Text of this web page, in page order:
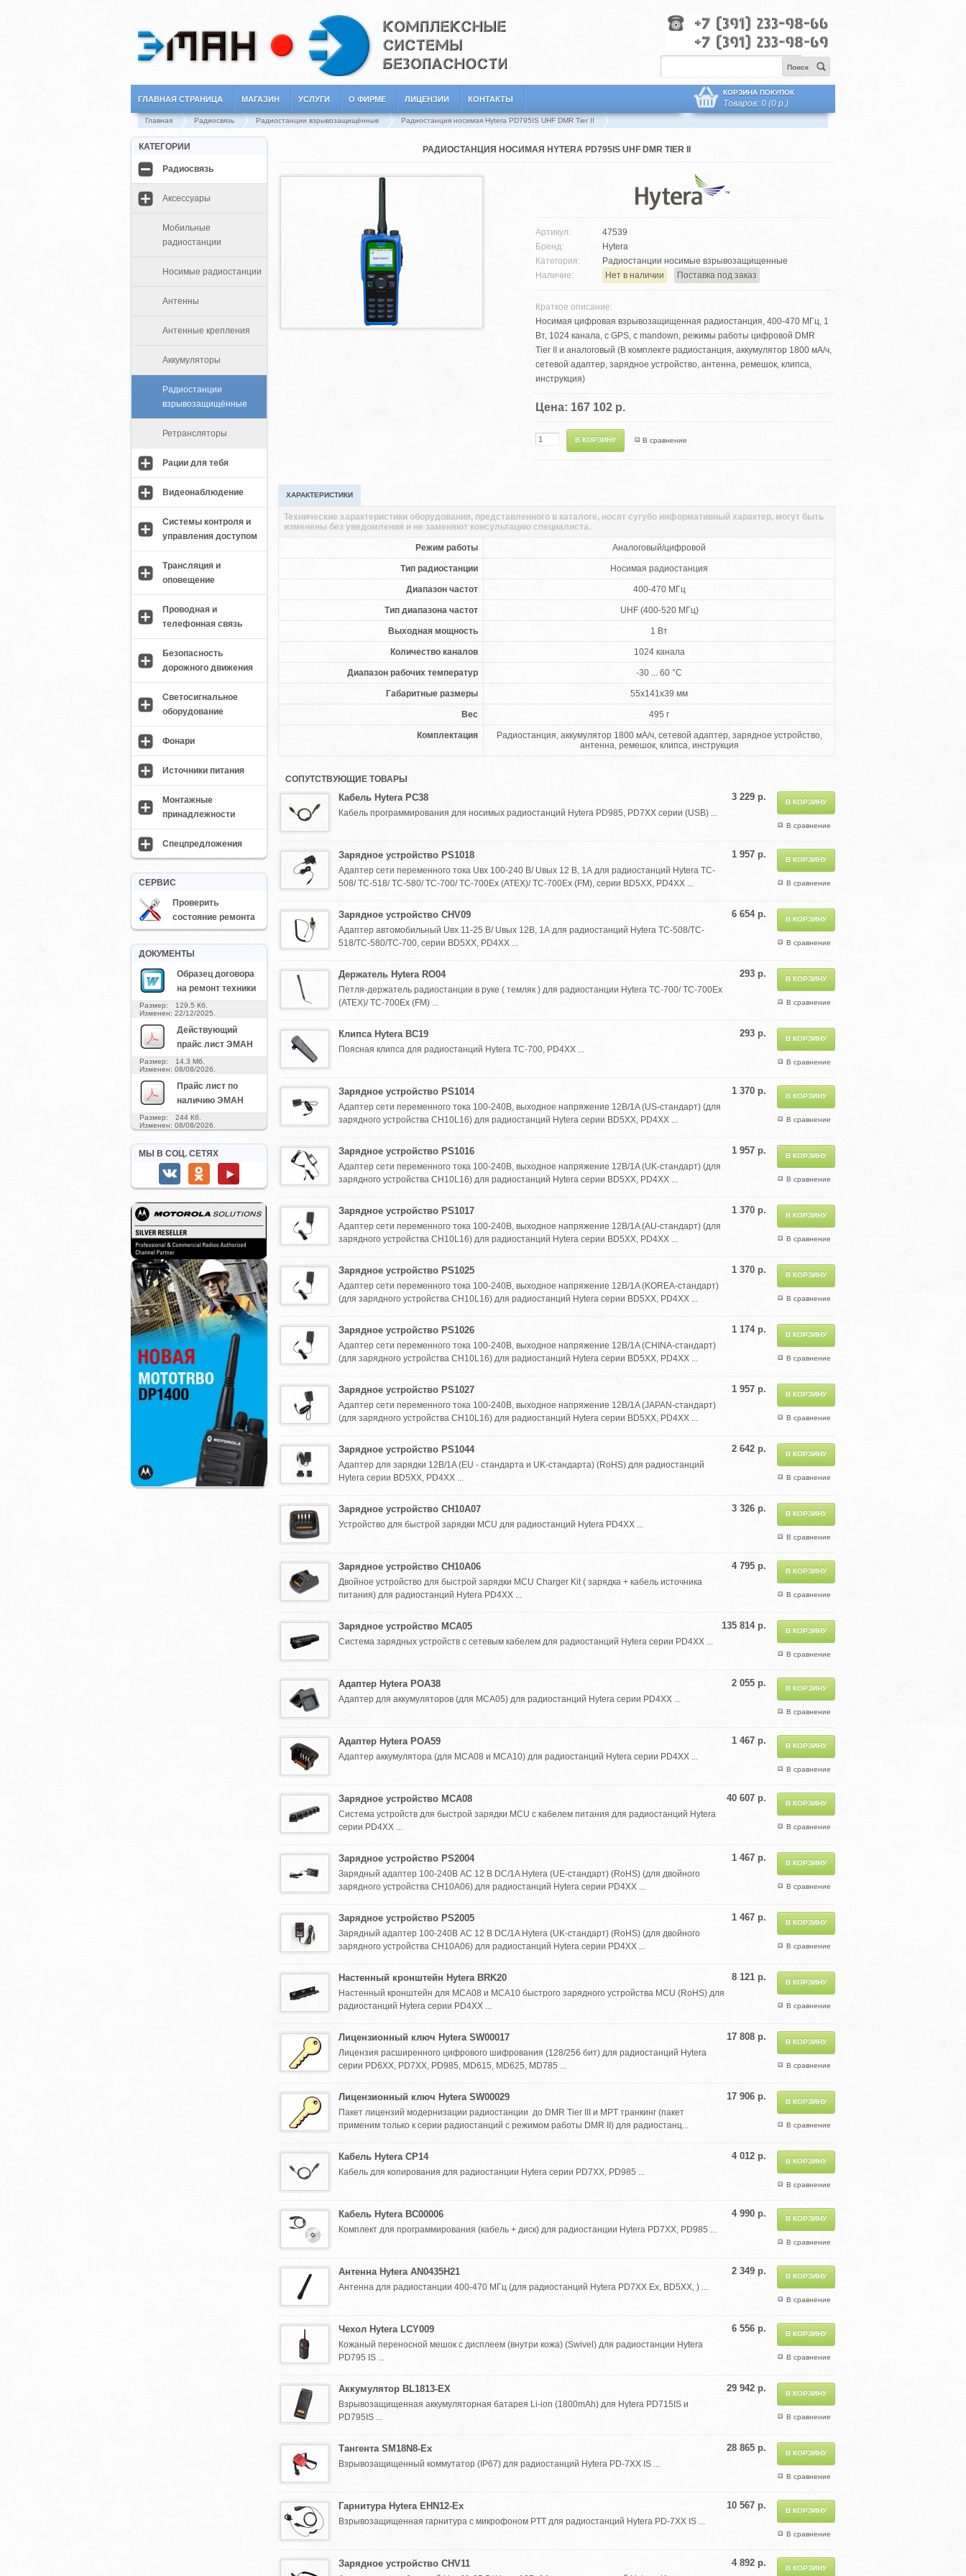
Поиск
ГЛАВНАЯ СТРАНИЦА МАГАЗИН УСЛУГИ О ФИРМЕ ЛИЦЕНЗИИ КОНТАКТЫ
КОРЗИНА ПОКУПОК
Товаров: 0 (0 р.)
Главная Радиосвязь Радиостанции взрывозащищённые Радиостанция носимая Hytera PD795IS UHF DMR Tier II
КАТЕГОРИИ
Радиосвязь
Аксессуары
Мобильные
радиостанции
Носимые радиостанции
Антенны
Антенные крепления
Аккумуляторы
Радиостанции
взрывозащищённые
Ретрансляторы
Рации для тебя
Видеонаблюдение
Системы контроля и
управления доступом
Трансляция и
оповещение
Проводная и
телефонная связь
Безопасность
дорожного движения
Светосигнальное
оборудование
Фонари
Источники питания
Монтажные
принадлежности
Спецпредложения
СЕРВИС
Проверить
состояние ремонта
ДОКУМЕНТЫ
Образец договора
на ремонт техники
Размер: 129.5 Кб.
Изменен: 22/12/2025.
Действующий
прайс лист ЭМАН
Размер: 14.3 Мб.
Изменен: 08/08/2026.
Прайс лист по
наличию ЭМАН
Размер: 244 Кб.
Изменен: 08/08/2026.
МЫ В СОЦ. СЕТЯХ
РАДИОСТАНЦИЯ НОСИМАЯ HYTERA PD795IS UHF DMR TIER II
Артикул:
47539
Бренд:
Hytera
Категория:
Радиостанции носимые взрывозащищенные
Наличие:
Нет в наличии Поставка под заказ
Краткое описание:
Носимая цифровая взрывозащищенная радиостанция, 400-470 МГц, 1
Вт, 1024 канала, с GPS, с mandown, режимы работы цифровой DMR
Tier II и аналоговый (В комплекте радиостанция, аккумулятор 1800 мА/ч,
сетевой адаптер, зарядное устройство, антенна, ремешок, клипса,
инструкция)
Цена: 167 102 р.
В сравнение
ХАРАКТЕРИСТИКИ
Режим работы Аналоговый/цифровой
Тип радиостанции Носимая радиостанция
Диапазон частот 400-470 МГц
Тип диапазона частот UHF (400-520 МГц)
Выходная мощность 1 Вт
Количество каналов 1024 канала
Диапазон рабочих температур -30 ... 60 °С
Габаритные размеры 55x141x39 мм
Вес 495 г
Комплектация
Радиостанция, аккумулятор 1800 мА/ч, сетевой адаптер, зарядное устройство,
антенна, ремешок, клипса, инструкция
Технические характеристики оборудования, представленного в каталоге, носят сугубо информативный характер, могут быть
изменены без уведомления и не заменяют консультацию специалиста.
СОПУТСТВУЮЩИЕ ТОВАРЫ
В сравнение
3 229 р.
Кабель Hytera PC38
Кабель программирования для носимых радиостанций Hytera PD985, PD7XX серии (USB) ...
В сравнение
1 957 р.
Зарядное устройство PS1018
Адаптер сети переменного тока Uвх 100-240 В/ Uвых 12 В, 1А для радиостанций Hytera TC-
508/ TC-518/ TC-580/ TC-700/ TC-700Ex (ATEX)/ TC-700Ex (FM), серии BD5XX, PD4XX ...
В сравнение
6 654 р.
Зарядное устройство CHV09
Адаптер автомобильный Uвх 11-25 В/ Uвых 12В, 1А для радиостанций Hytera TC-508/TC-
518/TC-580/TC-700, серии BD5XX, PD4XX ...
В сравнение
293 р.
Держатель Hytera RO04
Петля-держатель радиостанции в руке ( темляк ) для радиостанции Hytera TC-700/ TC-700Ex
(ATEX)/ TC-700Ex (FM) ...
В сравнение
293 р.
Клипса Hytera BC19
Поясная клипса для радиостанций Hytera TC-700, PD4XX ...
В сравнение
1 370 р.
Зарядное устройство PS1014
Адаптер сети переменного тока 100-240В, выходное напряжение 12В/1A (US-стандарт) (для
зарядного устройства CH10L16) для радиостанций Hytera серии BD5XX, PD4XX ...
В сравнение
1 957 р.
Зарядное устройство PS1016
Адаптер сети переменного тока 100-240В, выходное напряжение 12В/1A (UK-стандарт) (для
зарядного устройства CH10L16) для радиостанций Hytera серии BD5XX, PD4XX ...
В сравнение
1 370 р.
Зарядное устройство PS1017
Адаптер сети переменного тока 100-240В, выходное напряжение 12В/1A (AU-стандарт) (для
зарядного устройства CH10L16) для радиостанций Hytera серии BD5XX, PD4XX ...
В сравнение
1 370 р.
Зарядное устройство PS1025
Адаптер сети переменного тока 100-240В, выходное напряжение 12В/1A (KOREA-стандарт)
(для зарядного устройства CH10L16) для радиостанций Hytera серии BD5XX, PD4XX ...
В сравнение
1 174 р.
Зарядное устройство PS1026
Адаптер сети переменного тока 100-240В, выходное напряжение 12В/1A (CHINA-стандарт)
(для зарядного устройства CH10L16) для радиостанций Hytera серии BD5XX, PD4XX ...
В сравнение
1 957 р.
Зарядное устройство PS1027
Адаптер сети переменного тока 100-240В, выходное напряжение 12В/1A (JAPAN-стандарт)
(для зарядного устройства CH10L16) для радиостанций Hytera серии BD5XX, PD4XX ...
В сравнение
2 642 р.
Зарядное устройство PS1044
Адаптер для зарядки 12В/1A (EU - стандарта и UK-стандарта) (RoHS) для радиостанций
Hytera серии BD5XX, PD4XX ...
В сравнение
3 326 р.
Зарядное устройство CH10A07
Устройство для быстрой зарядки MCU для радиостанций Hytera PD4XX ...
В сравнение
4 795 р.
Зарядное устройство CH10A06
Двойное устройство для быстрой зарядки MCU Charger Kit ( зарядка + кабель источника
питания) для радиостанций Hytera PD4XX ...
В сравнение
135 814 р.
Зарядное устройство MCA05
Система зарядных устройств с сетевым кабелем для радиостанций Hytera серии PD4XX ...
В сравнение
2 055 р.
Адаптер Hytera POA38
Адаптер для аккумуляторов (для MCA05) для радиостанций Hytera серии PD4XX ...
В сравнение
1 467 р.
Адаптер Hytera POA59
Адаптер аккумулятора (для MCA08 и MCA10) для радиостанций Hytera серии PD4XX ...
В сравнение
40 607 р.
Зарядное устройство MCA08
Система устройств для быстрой зарядки MCU с кабелем питания для радиостанций Hytera
серии PD4XX ...
В сравнение
1 467 р.
Зарядное устройство PS2004
Зарядный адаптер 100-240В AC 12 В DC/1A Hytera (UE-стандарт) (RoHS) (для двойного
зарядного устройства CH10A06) для радиостанций Hytera серии PD4XX ...
В сравнение
1 467 р.
Зарядное устройство PS2005
Зарядный адаптер 100-240В AC 12 В DC/1A Hytera (UK-стандарт) (RoHS) (для двойного
зарядного устройства CH10A06) для радиостанций Hytera серии PD4XX ...
В сравнение
8 121 р.
Настенный кронштейн Hytera BRK20
Настенный кронштейн для MCA08 и MCA10 быстрого зарядного устройства MCU (RoHS) для
радиостанций Hytera серии PD4XX ...
В сравнение
17 808 р.
Лицензионный ключ Hytera SW00017
Лицензия расширенного цифрового шифрования (128/256 бит) для радиостанций Hytera
серии PD6XX, PD7XX, PD985, MD615, MD625, MD785 ...
В сравнение
17 906 р.
Лицензионный ключ Hytera SW00029
Пакет лицензий модернизации радиостанции до DMR Tier III и MPT транкинг (пакет
применим только к серии радиостанций с режимом работы DMR II) для радиостанц...
В сравнение
4 012 р.
Кабель Hytera CP14
Кабель для копирования для радиостанции Hytera серии PD7XX, PD985 ...
В сравнение
4 990 р.
Кабель Hytera BC00006
Комплект для программирования (кабель + диск) для радиостанции Hytera PD7XX, PD985 ...
В сравнение
2 349 р.
Антенна Hytera AN0435H21
Антенна для радиостанции 400-470 МГц (для радиостанций Hytera PD7XX Ex, BD5XX, ) ...
В сравнение
6 556 р.
Чехол Hytera LCY009
Кожаный переносной мешок с дисплеем (внутри кожа) (Swivel) для радиостанции Hytera
PD795 IS ...
В сравнение
29 942 р.
Аккумулятор BL1813-EX
Взрывозащищенная аккумуляторная батарея Li-ion (1800mAh) для Hytera PD715IS и
PD795IS ...
В сравнение
28 865 р.
Тангента SM18N8-Ex
Взрывозащищенный коммутатор (IP67) для радиостанций Hytera PD-7XX IS ...
В сравнение
10 567 р.
Гарнитура Hytera EHN12-Ex
Взрывозащищенная гарнитура с микрофоном PTT для радиостанций Hytera PD-7XX IS ...
4 892 р.
Зарядное устройство CHV11